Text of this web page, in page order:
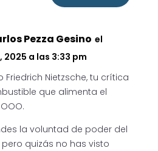
Pezza Gesino el
a las 3:33 pm
Friedrich Nietzsche, tu crítica
que alimenta el
la voluntad de poder del
pero quizás no has visto